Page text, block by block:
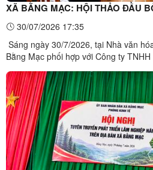
XÃ BẰNG MẠC: HỘI THẢO ĐẦU
NK4300BTGT
30/07/2026 17:35
Sáng ngày 30/7/2026, tại Nhà văn
Bằng Mạc phối hợp với Công ty
thảo có đại diện Công ty TNHH
thôn, bản và 80 hộ dân trồng ngô